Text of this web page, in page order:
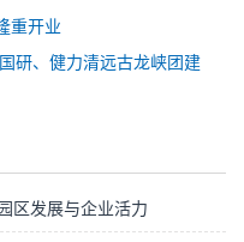
重开业
研、健力清远古龙峡团建
区发展与企业活力